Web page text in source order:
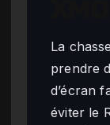
La
prendre
d’écran
éviter le